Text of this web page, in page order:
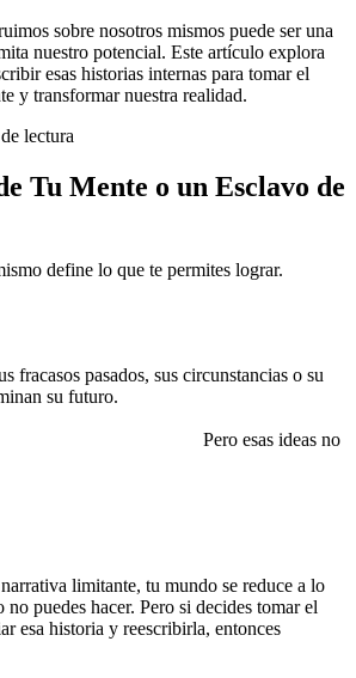
sobre nosotros mismos puede ser una
nuestro potencial. Este artículo explora
esas historias internas para tomar el
y transformar nuestra realidad.
lectura
Tu Mente o un Esclavo de
define lo que te permites lograr.
fracasos pasados, sus circunstancias o su
su futuro.
Pero esas ideas no
limitante, tu mundo se reduce a lo
no puedes hacer. Pero si decides tomar el
esa historia y reescribirla, entonces